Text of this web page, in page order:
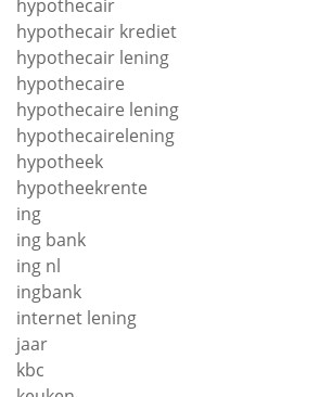
hypothecair
hypothecair krediet
hypothecair lening
hypothecaire
hypothecaire lening
hypothecairelening
hypotheek
hypotheekrente
ing
ing bank
ing nl
ingbank
internet lening
jaar
kbc